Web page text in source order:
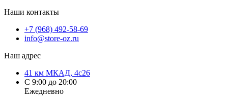
Наши контакты
+7 (968) 492-58-69
info@store-oz.ru
Наш адрес
41 км МКАД, 4с26
C 9:00 до 20:00
Ежедневно